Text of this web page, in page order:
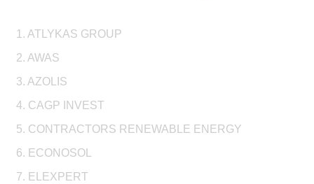
1. ATLYKAS GROUP
2. AWAS
3. AZOLIS
4. CAGP INVEST
5. CONTRACTORS RENEWABLE ENERGY
6. ECONOSOL
7. ELEXPERT